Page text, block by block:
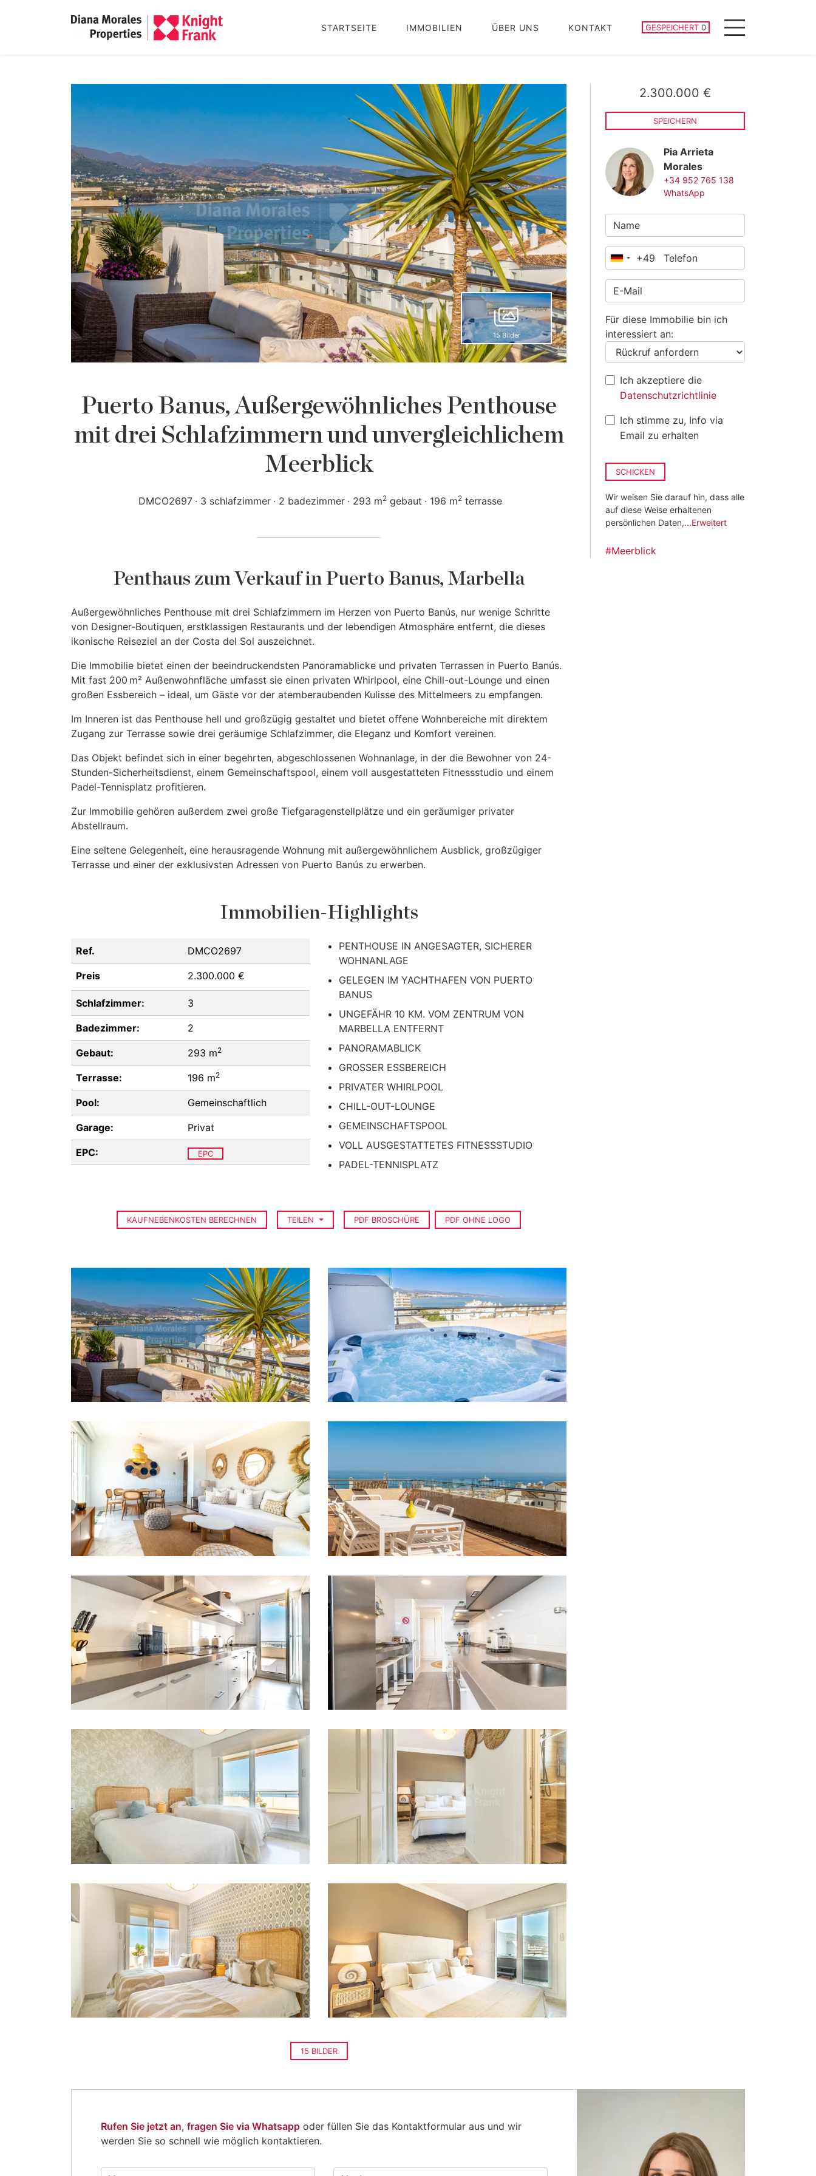
STARTSEITE IMMOBILIEN ÜBER UNS KONTAKT GESPEICHERT 0
GESPEICHERTE IMMOBILIEN
Menu
15 Bilder
Puerto Banus, Außergewöhnliches Penthouse
mit drei Schlafzimmern und unvergleichlichem
Meerblick
DMCO2697 3 schlafzimmer 2 badezimmer 293 m2gebaut 196 m2terrasse
Penthaus zum Verkauf in Puerto Banus, Marbella
Außergewöhnliches Penthouse mit drei Schlafzimmern im Herzen von Puerto Banús, nur wenige Schritte
von Designer-Boutiquen, erstklassigen Restaurants und der lebendigen Atmosphäre entfernt, die dieses
ikonische Reiseziel an der Costa del Sol auszeichnet.
Die Immobilie bietet einen der beeindruckendsten Panoramablicke und privaten Terrassen in Puerto Banús.
Mit fast 200 m² Außenwohnfläche umfasst sie einen privaten Whirlpool, eine Chill-out-Lounge und einen
großen Essbereich – ideal, um Gäste vor der atemberaubenden Kulisse des Mittelmeers zu empfangen.
Im Inneren ist das Penthouse hell und großzügig gestaltet und bietet offene Wohnbereiche mit direktem
Zugang zur Terrasse sowie drei geräumige Schlafzimmer, die Eleganz und Komfort vereinen.
Das Objekt befindet sich in einer begehrten, abgeschlossenen Wohnanlage, in der die Bewohner von 24-
Stunden-Sicherheitsdienst, einem Gemeinschaftspool, einem voll ausgestatteten Fitnessstudio und einem
Padel-Tennisplatz profitieren.
Zur Immobilie gehören außerdem zwei große Tiefgaragenstellplätze und ein geräumiger privater
Abstellraum.
Eine seltene Gelegenheit, eine herausragende Wohnung mit außergewöhnlichem Ausblick, großzügiger
Terrasse und einer der exklusivsten Adressen von Puerto Banús zu erwerben.
Immobilien-Highlights
Ref. DMCO2697
Preis 2.300.000 €
Schlafzimmer: 3
Badezimmer: 2
Gebaut: 293 m2
Terrasse: 196 m2
Pool: Gemeinschaftlich
Garage: Privat
EPC: EPC
PENTHOUSE IN ANGESAGTER, SICHERER
WOHNANLAGE
GELEGEN IM YACHTHAFEN VON PUERTO
BANUS
UNGEFÄHR 10 KM. VOM ZENTRUM VON
MARBELLA ENTFERNT
PANORAMABLICK
GROSSER ESSBEREICH
PRIVATER WHIRLPOOL
CHILL-OUT-LOUNGE
GEMEINSCHAFTSPOOL
VOLL AUSGESTATTETES FITNESSSTUDIO
PADEL-TENNISPLATZ
KAUFNEBENKOSTEN BERECHNEN TEILEN PDF BROSCHÜRE PDF OHNE LOGO
15 BILDER
2.300.000 €
SPEICHERN
Pia Arrieta
Morales
+34 952 765 138
WhatsApp
Deutschland
+49
+49
Für diese Immobilie bin ich
interessiert an:
Ich akzeptiere die
Datenschutzrichtlinie
Ich stimme zu, Info via
Email zu erhalten
SCHICKEN
Wir weisen Sie darauf hin, dass alle
auf diese Weise erhaltenen
persönlichen Daten,...Erweitert
#Meerblick
Rufen Sie jetzt an, fragen Sie via Whatsapp oder füllen Sie das Kontaktformular aus und wir
werden Sie so schnell wie möglich kontaktieren.